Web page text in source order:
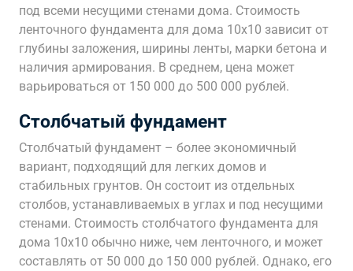
под всеми несущими стенами дома. Стоимость
ленточного фундамента для дома 10х10 зависит от
глубины заложения, ширины ленты, марки бетона и
наличия армирования. В среднем, цена может
варьироваться от 150 000 до 500 000 рублей.
Столбчатый фундамент
Столбчатый фундамент – более экономичный
вариант, подходящий для легких домов и
стабильных грунтов. Он состоит из отдельных
столбов, устанавливаемых в углах и под несущими
стенами. Стоимость столбчатого фундамента для
дома 10х10 обычно ниже, чем ленточного, и может
составлять от 50 000 до 150 000 рублей. Однако, его